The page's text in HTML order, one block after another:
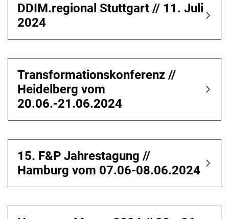
DDIM.regional Stuttgart // 11. Juli
2024
Transformationskonferenz //
Heidelberg vom
20.06.-21.06.2024
15. F&P Jahrestagung //
Hamburg vom 07.06-08.06.2024